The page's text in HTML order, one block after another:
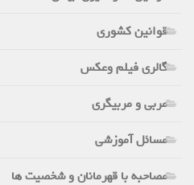
قوانین کشوری
گالری فیلم وعکس
مربی و مربیگری
مسائل آموزشی
مصاحبه با قهرمانان و شخصیت ها